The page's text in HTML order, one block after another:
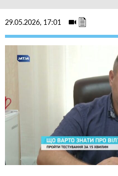
29.05.2026, 17:01